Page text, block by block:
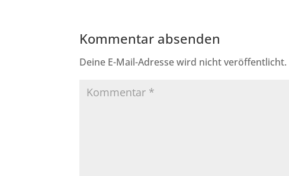
Kommentar absenden
Deine E-Mail-Adresse wird nicht veröffentlicht.